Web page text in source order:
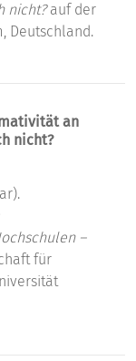
nicht?auf der
Deutschland.
an
nicht?
–
für